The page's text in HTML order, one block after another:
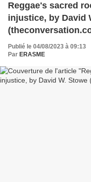
Reggae's sacred
injustice, by David
Publié le 04/08/2023 à 09:13
Par ERASME